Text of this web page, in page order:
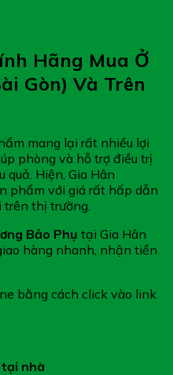
Hãng Mua Ở
Gòn) Và Trên
mang lại rất nhiều lợi
phòng và hỗ trợ điều trị
quả. Hiện, Gia Hân
phẩm với giá rất hấp dẫn
thị trường.
Bảo Phụ tại Gia Hân
hàng nhanh, nhận tiền
bằng cách click vào link
nhà